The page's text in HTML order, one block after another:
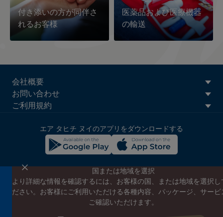
付き添いの方が同伴さ
れるお客様
医薬品および医療機器
の輸送
ATN:
Footer
menu
会社概要
お問い合わせ
ご利用規約
エア タヒチ ヌイのアプリをダウンロードする
エア タヒチ ヌイのニュースレターに登録する
エア タヒチ ヌイやタヒチの最新情報、スペシャルプロモーショ
国または地域を選択
より詳細な情報を確認するには、お客様の国、または地域を選択し
ださい。お客様にご利用いただける各種内容、パッケージ、サービ
ご確認いただけます。